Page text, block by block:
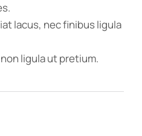
lacus, nec finibus ligula
ligula ut pretium.